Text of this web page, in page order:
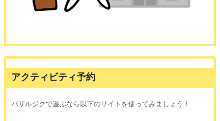
アクティビティ予約
パザルジクで遊ぶなら以下のサイトを使ってみましょう！